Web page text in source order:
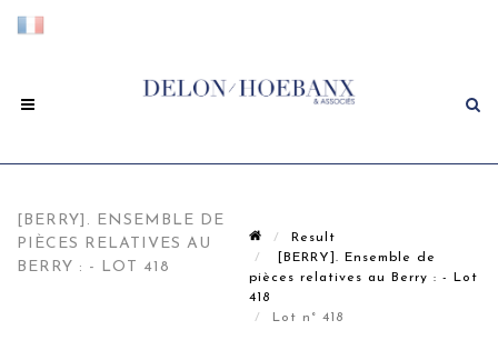
[BERRY]. ENSEMBLE DE
PIÈCES RELATIVES AU
BERRY : - LOT 418
Result
[BERRY]. Ensemble de
pièces relatives au Berry : - Lot
418
Lot n° 418